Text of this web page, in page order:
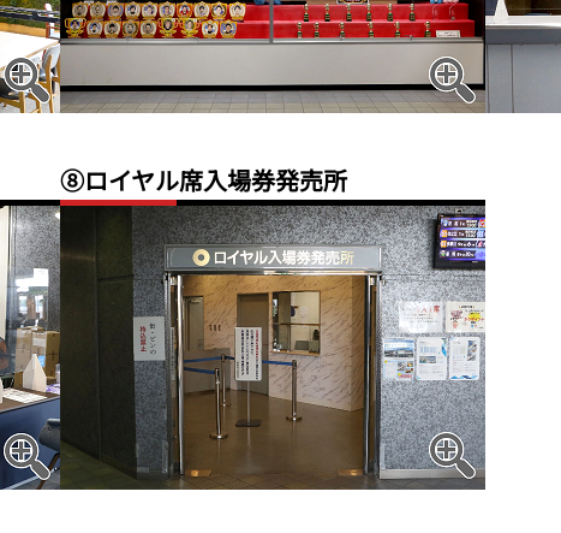
⑧ロイヤル席入場券発売所